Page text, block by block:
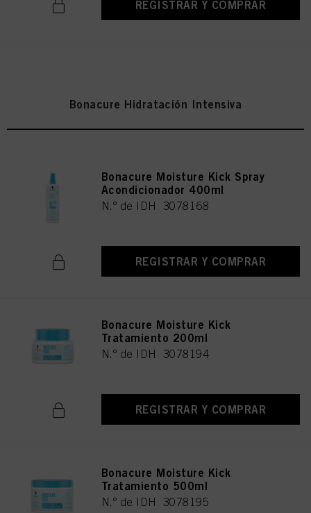
REGISTRAR Y COMPRAR
Bonacure Hidratación Intensiva
Bonacure Moisture Kick Spray
Acondicionador 400ml
N.º de IDH 3078168
REGISTRAR Y COMPRAR
Bonacure Moisture Kick
Tratamiento 200ml
N.º de IDH 3078194
REGISTRAR Y COMPRAR
Bonacure Moisture Kick
Tratamiento 500ml
N.º de IDH 3078195